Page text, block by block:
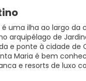
é uma ilha ao largo da
arquipélago de
e ponte à cidade de
Maria é bem
e resorts de luxo